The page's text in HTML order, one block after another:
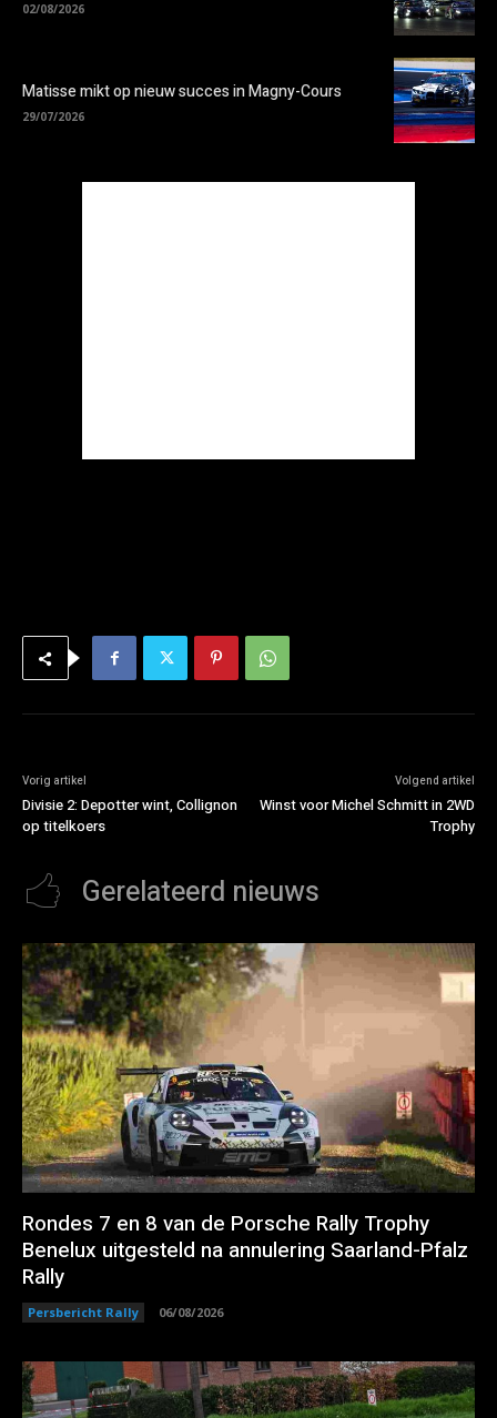
02/08/2026
Matisse mikt op nieuw succes in Magny-Cours
29/07/2026
Vorig artikel
Divisie 2: Depotter wint, Collignon
op titelkoers
Volgend artikel
Winst voor Michel Schmitt in 2WD
Trophy
Gerelateerd nieuws
Rondes 7 en 8 van de Porsche Rally Trophy
Benelux uitgesteld na annulering Saarland-Pfalz
Rally
Persbericht Rally 06/08/2026